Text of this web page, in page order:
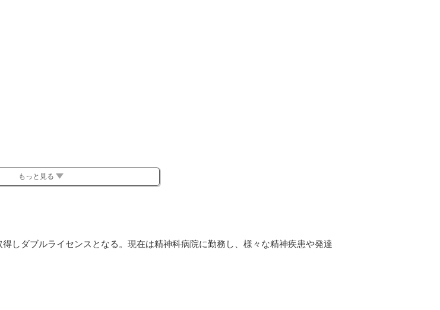
もっと見る
しダブルライセンスとなる。現在は精神科病院に勤務し、様々な精神疾患や発達